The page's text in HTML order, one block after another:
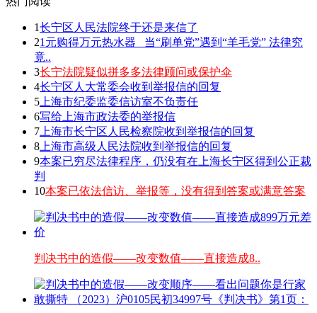
1长宁区人民法院终于还是来信了
21元购得万元热水器 _当“刷单党”遇到“羊毛党” 法律究
竟..
3长宁法院疑似拼多多法律顾问或保护伞
4长宁区人大常委会收到举报信的回复
5 上海市纪委监委信访室不负责任
6写给上海市政法委的举报信
7 上海市长宁区人民检察院收到举报信的回复
8 上海市高级人民法院收到举报信的回复
9本案已穷尽法律程序，仍没有在上海长宁区得到公正裁
判
10本案已依法信访、举报等，没有得到答案或满意答案
判决书中的造假——改变数值——直接造成8..